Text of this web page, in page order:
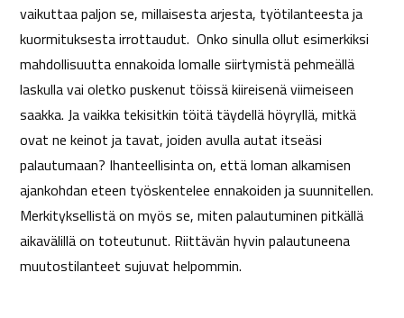
vaikuttaa paljon se, millaisesta arjesta, työtilanteesta ja
kuormituksesta irrottaudut. Onko sinulla ollut esimerkiksi
mahdollisuutta ennakoida lomalle siirtymistä pehmeällä
laskulla vai oletko puskenut töissä kiireisenä viimeiseen
saakka. Ja vaikka tekisitkin töitä täydellä höyryllä, mitkä
ovat ne keinot ja tavat, joiden avulla autat itseäsi
palautumaan? Ihanteellisinta on, että loman alkamisen
ajankohdan eteen työskentelee ennakoiden ja suunnitellen.
Merkityksellistä on myös se, miten palautuminen pitkällä
aikavälillä on toteutunut. Riittävän hyvin palautuneena
muutostilanteet sujuvat helpommin.